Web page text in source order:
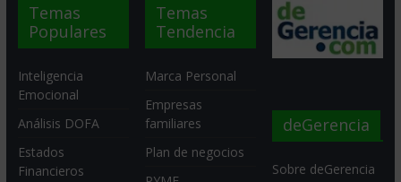
Temas
Populares
Inteligencia
Emocional
Análisis DOFA
Estados
Financieros
Temas
Tendencia
Marca Personal
Empresas
familiares
Plan de negocios
deGerencia
Sobre deGerencia